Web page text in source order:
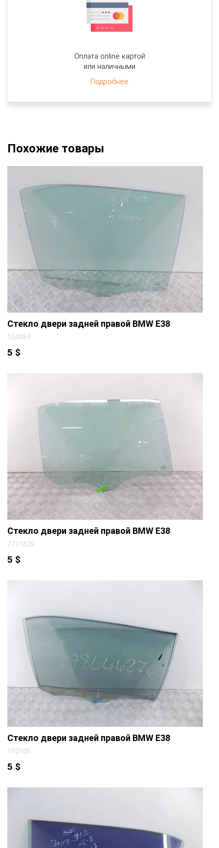
Оплата online картой
или наличными
Подробнее
Похожие товары
Стекло двери задней правой BMW E38
154959
5 $
Стекло двери задней правой BMW E38
7711629
5 $
Стекло двери задней правой BMW E38
192105
5 $